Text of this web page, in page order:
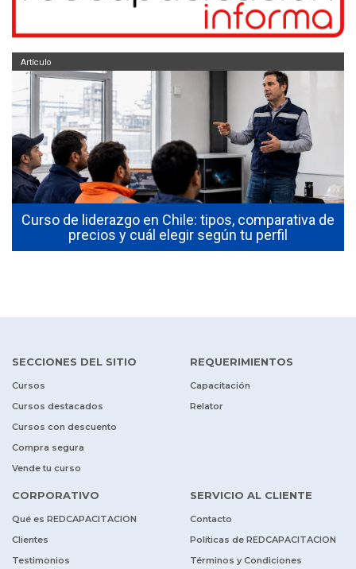
Curso de liderazgo en Chile: tipos, comparativa de
precios y cuál elegir según tu perfil
Artículo
SECCIONES DEL SITIO
Cursos
Cursos destacados
Cursos con descuento
Compra segura
Vende tu curso
REQUERIMIENTOS
Capacitación
Relator
CORPORATIVO
Qué es REDCAPACITACION
Clientes
Testimonios
SERVICIO AL CLIENTE
Contacto
Políticas de REDCAPACITACION
Términos y Condiciones